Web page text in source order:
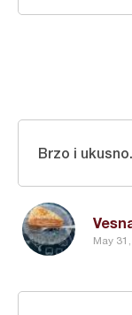
May
Brzo i